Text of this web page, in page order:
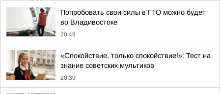
Попробовать свои силы в ГТО можно будет
во Владивостоке
20:49
«Спокойствие, только спокойствие!»: Тест на
знание советских мультиков
20:39